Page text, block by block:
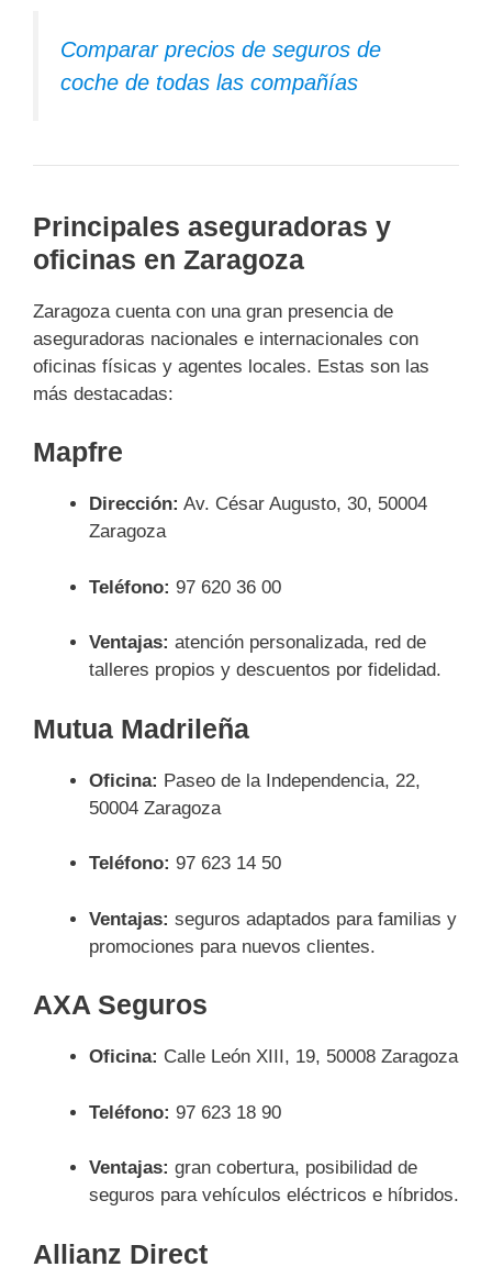
Comparar precios de seguros de
coche de todas las compañías
Principales aseguradoras y
oficinas en Zaragoza
Zaragoza cuenta con una gran presencia de
aseguradoras nacionales e internacionales con
oficinas físicas y agentes locales. Estas son las
más destacadas:
Mapfre
Dirección: Av. César Augusto, 30, 50004
Zaragoza
Teléfono: 97 620 36 00
Ventajas: atención personalizada, red de
talleres propios y descuentos por fidelidad.
Mutua Madrileña
Oficina: Paseo de la Independencia, 22,
50004 Zaragoza
Teléfono: 97 623 14 50
Ventajas: seguros adaptados para familias y
promociones para nuevos clientes.
AXA Seguros
Oficina: Calle León XIII, 19, 50008 Zaragoza
Teléfono: 97 623 18 90
Ventajas: gran cobertura, posibilidad de
seguros para vehículos eléctricos e híbridos.
Allianz Direct